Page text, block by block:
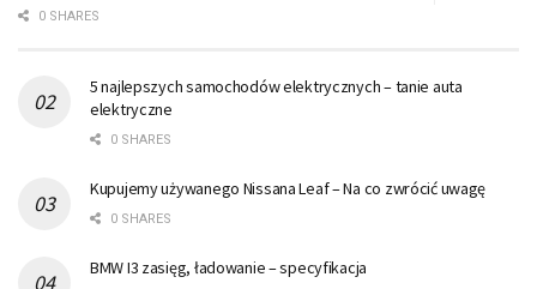
0 SHARES
5 najlepszych samochodów elektrycznych – tanie auta
elektryczne
0 SHARES
Kupujemy używanego Nissana Leaf – Na co zwrócić uwagę
0 SHARES
BMW I3 zasięg, ładowanie – specyfikacja